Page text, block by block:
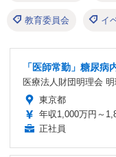
教育委員会 イ
「医師常勤」糖尿病
医療法人財団明理会
東京都
年収1,000万円～
正社員